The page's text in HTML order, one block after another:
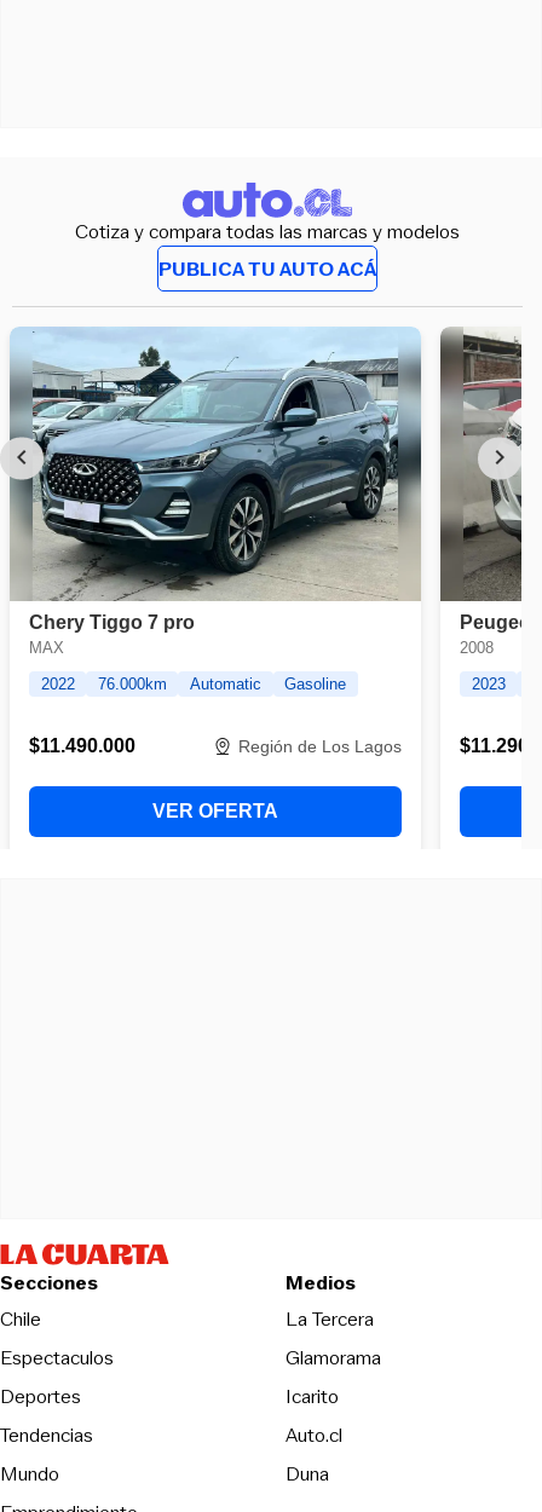
Cotiza y compara todas las marcas y modelos
PUBLICA TU AUTO ACÁ
Secciones
Chile
Espectaculos
Deportes
Tendencias
Mundo
Medios
La TerceraOpens in new
Glamorama
Icarito
Auto.cl
DunaOpens in new window